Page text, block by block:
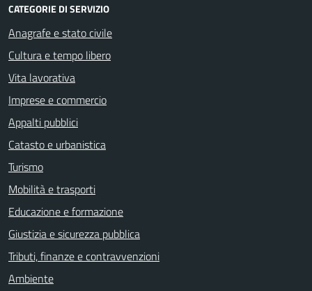
CATEGORIE DI SERVIZIO
Anagrafe e stato civile
Cultura e tempo libero
Vita lavorativa
Imprese e commercio
Appalti pubblici
Catasto e urbanistica
Turismo
Mobilità e trasporti
Educazione e formazione
Giustizia e sicurezza pubblica
Tributi, finanze e contravvenzioni
Ambiente